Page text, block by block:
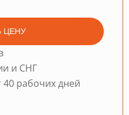
ЦЕНУ
и СНГ
40 рабочих дней